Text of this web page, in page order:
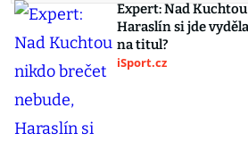
Expert: Nad
Haraslín si jde
na titul?
iSport.cz